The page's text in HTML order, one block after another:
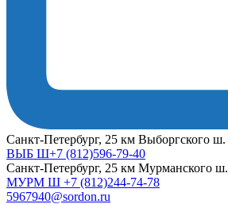
Cанкт-Петербург, 25 км Выборгского ш.
ВЫБ Ш+7 (812)596-79-40
Cанкт-Петербург, 25 км Мурманского ш.
МУРМ Ш +7 (812)244-74-78
5967940@sordon.ru